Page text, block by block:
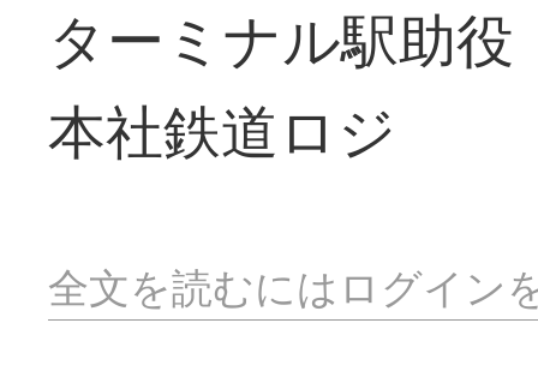
ターミナル駅助
本社鉄道ロジ
全文を読むにはログイン